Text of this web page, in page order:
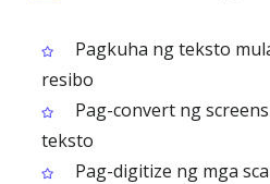
Pagkuha ng teksto
resibo
Pag-convert ng
teksto
Pag-digitize ng mga